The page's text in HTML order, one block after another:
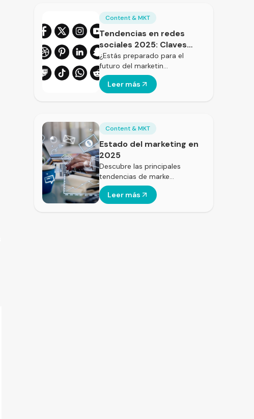
Content & MKT
Tendencias en redes
sociales 2025: Claves
para optimizar tu
estrategia digital según
HubSpot
¿Estás preparado para el
futuro del marketin…
Leer más
Content & MKT
Estado del marketing en
2025
Descubre las principales
tendencias de marke…
Leer más